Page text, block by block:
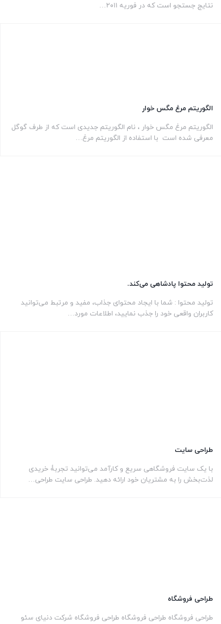
نتایج جستجو است که در فوریه ۲۰۱۱…
الگوریتم مرغ مگس خوار
الگوریتم مرغ مگس خوار ، نام الگوریتم جدیدی است که از طرف گوگل
معرفی شده است با استفاده از الگوریتم مرغ…
تولید محتوا پادشاهی می‌کند.
تولید محتوا : شما با ایجاد محتوای جذاب، مفید و مرتبط می‌توانید
کاربران واقعی خود را جذب نمایید، اطلاعات مورد…
طراحی سایت
با یک سایت فروشگاهی سریع و کارآمد می‌توانید تجربۀ خریدی
لذت‌بخش را به مشتریان خود ارائه دهید. طراحی سایت طراحی…
طراحی فروشگاه
طراحی فروشگاه طراحی فروشگاه طراحی فروشگاه شرکت دنیای سئو